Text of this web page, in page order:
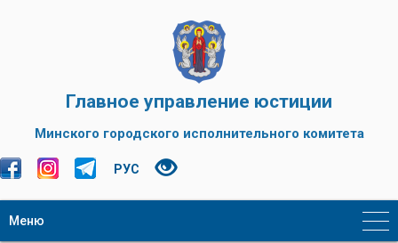
Главное управление юстиции
Минского городского исполнительного комитета
РУС
Меню